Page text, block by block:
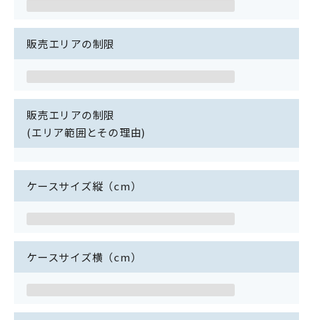
販売エリアの制限
販売エリアの制限
(エリア範囲とその理由)
ケースサイズ縦（cm）
ケースサイズ横（cm）